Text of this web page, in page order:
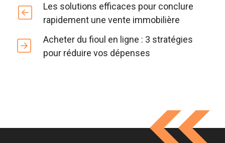
Les solutions efficaces pour conclure
rapidement une vente immobilière
Acheter du fioul en ligne : 3 stratégies
pour réduire vos dépenses